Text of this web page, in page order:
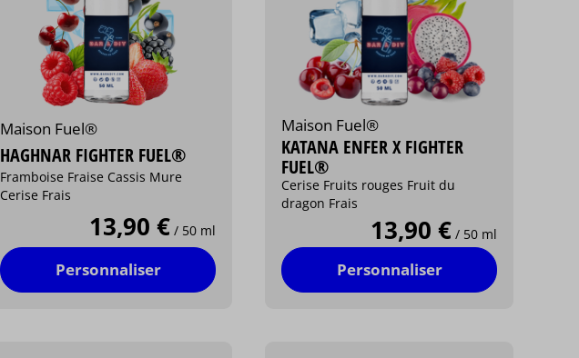
Maison Fuel®
HAGHNAR FIGHTER FUEL®
Framboise Fraise Cassis Mure
Cerise Frais
13,90 € / 50 ml
Personnaliser
Maison Fuel®
KATANA ENFER X FIGHTER
FUEL®
Cerise Fruits rouges Fruit du
dragon Frais
13,90 € / 50 ml
Personnaliser